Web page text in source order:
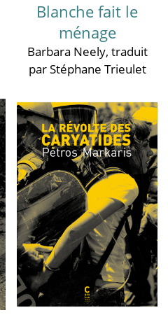
Blanche fait le
ménage
Barbara Neely, traduit
par Stéphane Trieulet